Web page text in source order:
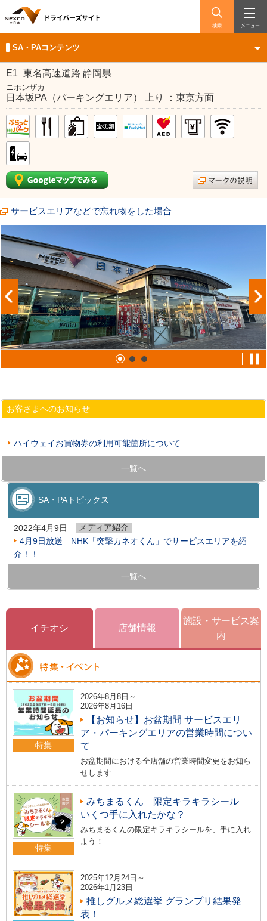
検索 メニュー
SA・PAコンテンツ
E1 東名高速道路 静岡県
ニホンザカ
日本坂PA（パーキングエリア） 上り ：東京方面
サービスエリアなどで忘れ物をした場合
お客さまへのお知らせ
ハイウェイお買物券の利用可能箇所について
一覧へ
SA・PAトピックス
2022年4月9日
メディア紹介
4月9日放送 NHK「突撃カネオくん」でサービスエリアを紹
介！！
一覧へ
イチオシ 店舗情報
施設・サービス案
内
特集
2026年8月8日～
2026年8月16日
【お知らせ】お盆期間 サービスエリ
ア・パーキングエリアの営業時間につい
て
お盆期間における全店舗の営業時間変更をお知ら
せします
特集
みちまるくん 限定キラキラシール
いくつ手に入れたかな？
みちまるくんの限定キラキラシールを、手に入れ
よう！
2025年12月24日～
2026年1月23日
推しグルメ総選挙 グランプリ結果発
表！